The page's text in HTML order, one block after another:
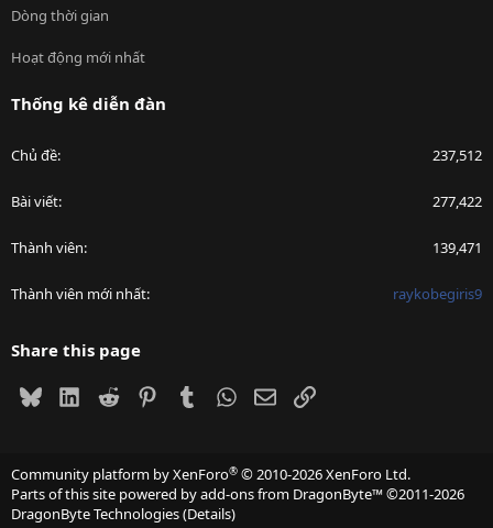
Dòng thời gian
Hoạt động mới nhất
Thống kê diễn đàn
Chủ đề 237,512
Bài viết 277,422
Thành viên 139,471
Thành viên mới nhất raykobegiris9
Share this page
BlueskyLinkedIn
Reddit PinterestTumblrWhatsApp
EmailLink
Community platform by XenForo® © 2010-2026 XenForo Ltd.
Parts of this site powered byadd-ons from DragonByte™©2011-2026
DragonByte Technologies(Details)